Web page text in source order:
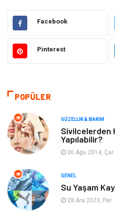
Gündem
Moda
Bilgisayar & Yazılım
Makine
Giyim
Yeme & İçme
Keyif & Hobi
Facebook
Pinterest
POPÜLER
GÜZELLIK & BAKIM
Sivilcelerden
Yapılabilir?
06 Ağu 2014, Çar
GENEL
Su Yaşam
28 Ara 2023, Per